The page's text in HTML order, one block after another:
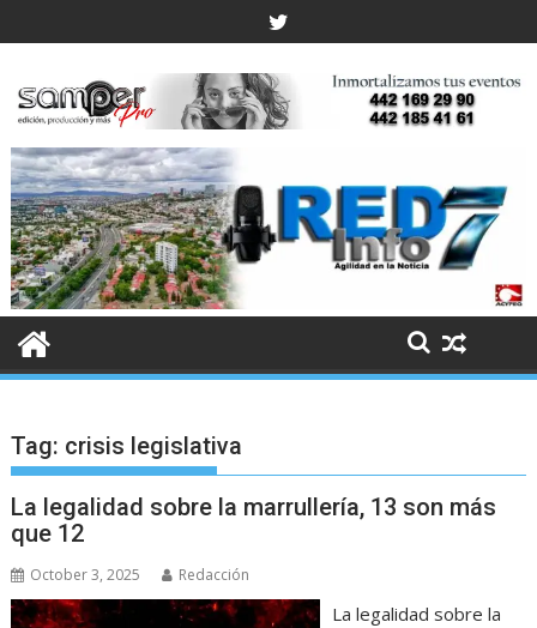
to
Tag: crisis legislativa
La legalidad sobre la marrullería, 13 son más
que 12
October 3, 2025 Redacción
La legalidad sobre la